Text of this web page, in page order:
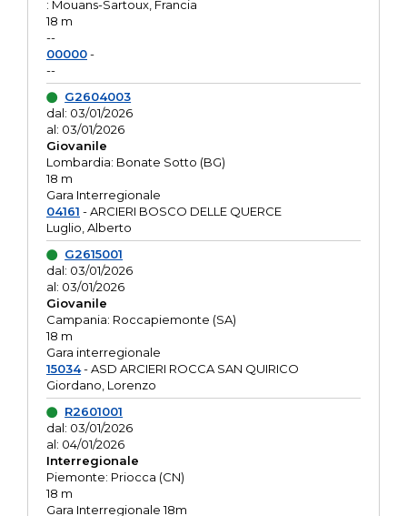
: Mouans-Sartoux, Francia
18 m
--
00000-
--
G2604003
dal: 03/01/2026
al: 03/01/2026
Giovanile
Lombardia: Bonate Sotto (BG)
18 m
Gara Interregionale
04161 - ARCIERI BOSCO DELLE QUERCE
Luglio, Alberto
G2615001
dal: 03/01/2026
al: 03/01/2026
Giovanile
Campania: Roccapiemonte (SA)
18 m
Gara interregionale
15034- ASD ARCIERI ROCCA SAN QUIRICO
Giordano, Lorenzo
R2601001
dal: 03/01/2026
al: 04/01/2026
Interregionale
Piemonte: Priocca (CN)
18 m
Gara Interregionale 18m